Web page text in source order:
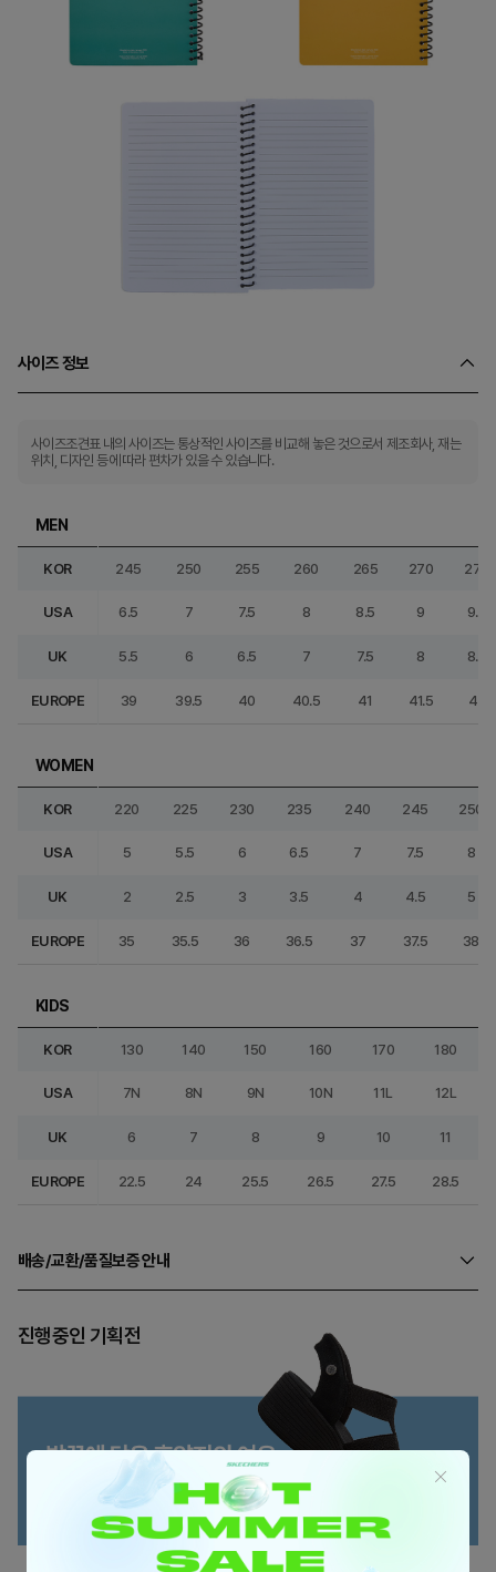
사이즈 정보
사이즈조견표 내의 사이즈는 통상적인 사이즈를 비교해 놓은 것으로서 제조회사, 재는
위치, 디자인 등에 따라 편차가 있을 수 있습니다.
MEN
KOR 245 250 255 260 265 270 275
USA 6.5 7 7.5 8 8.5 9 9.5
UK 5.5 6 6.5 7 7.5 8 8.5
EUROPE 39 39.5 40 40.5 41 41.5 42
WOMEN
KOR 220 225 230 235 240 245 250
USA 5 5.5 6 6.5 7 7.5 8
UK 2 2.5 3 3.5 4 4.5 5
EUROPE 35 35.5 36 36.5 37 37.5 38
KIDS
KOR 130 140 150 160 170 180
USA 7N 8N 9N 10N 11L 12L
UK 6 7 8 9 10 11
EUROPE 22.5 24 25.5 26.5 27.5 28.5
배송/교환/품질보증 안내
진행중인 기획전